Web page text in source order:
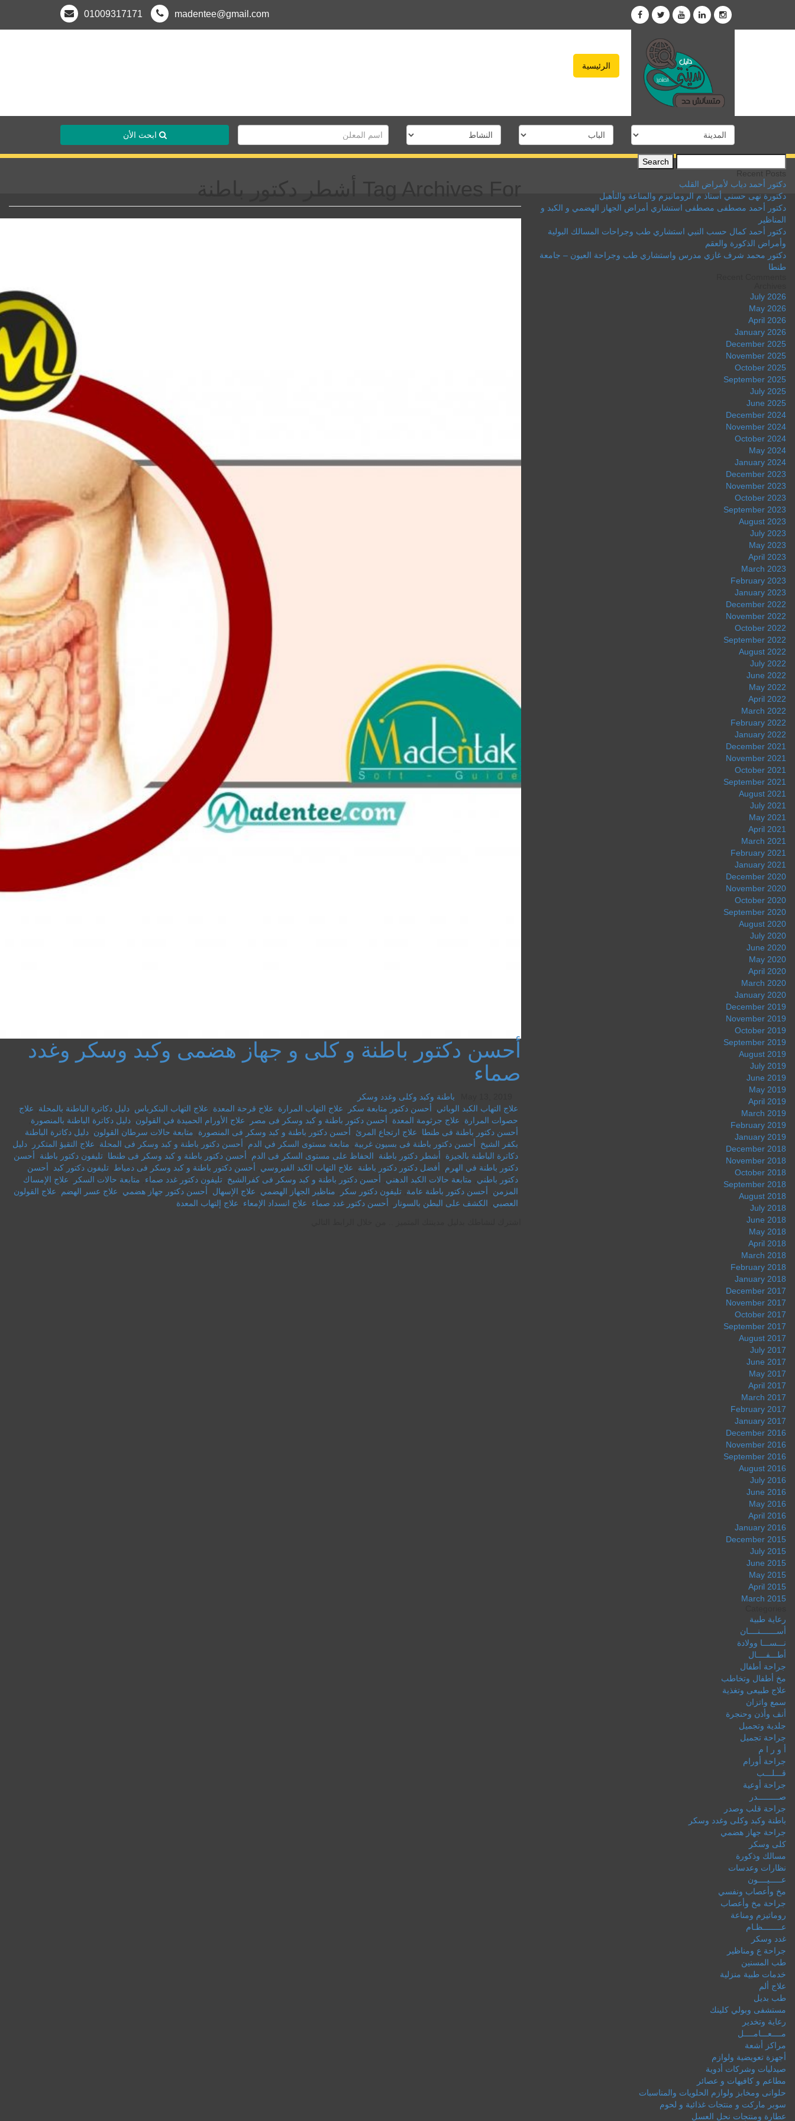
madentee@gmail.com
01009317171
الرئيسية
ابحث الأن
Tag Archives For أشطر دكتور باطنة
أحسن دكتور باطنة و كلى و جهاز هضمى وكبد وسكر وغدد
صماء
باطنة وكبد وكلى وغدد وسكر
علاج التهاب الكبد الوبائي
أحسن دكتور متابعة سكر علاج التهاب المرارة علاج قرحة المعدة علاج التهاب البنكرياس دليل دكاترة الباطنة بالمحلة
علاج
حصوات المرارة
علاج جرثومة المعدة أحسن دكتور باطنة و كبد وسكر فى مصر علاج الأورام الحميدة في القولون دليل دكاترة الباطنة بالمنصورة
أحسن دكتور باطنة فى طنطا
علاج ارتجاع المرئ أحسن دكتور باطنة و كبد وسكر فى المنصورة متابعة حالات سرطان القولون دليل دكاترة الباطنة
بكفر الشيخ
أحسن دكتور باطنة فى بسيون غربية متابعة مستوى السكر في الدم أحسن دكتور باطنة و كبد وسكر فى المحلة علاج التقيؤ المتكرر
دليل
دكاترة الباطنة بالجيزة
أشطر دكتور باطنة الحفاظ على مستوى السكر فى الدم أحسن دكتور باطنة و كبد وسكر فى طنطا تليفون دكتور باطنة
أحسن
دكتور باطنة في الهرم
أفضل دكتور دكتور باطنة علاج التهاب الكبد الفيروسي أحسن دكتور باطنة و كبد وسكر فى دمياط تليفون دكتور كبد
أحسن
دكتور باطني
متابعة حالات الكبد الدهني أحسن دكتور باطنة و كبد وسكر فى كفرالشيخ تليفون دكتور غدد صماء متابعة حالات السكر
علاج الإمساك
المزمن
أحسن دكتور باطنة عامة تليفون دكتور سكر مناظير الجهاز الهضمي علاج الإسهال أحسن دكتور جهاز هضمي علاج عسر الهضم
علاج القولون
العصبي
الكشف على البطن بالسونار أحسن دكتور غدد صماء علاج انسداد الإمعاء
علاج إلتهاب المعدة
Search
for:
Recent Posts
دكتور أحمد دياب لأمراض القلب
دكتورة نهى حسني أستاذ م الروماتيزم والمناعة والتأهيل
دكتور أحمد مصطفى مصطفى استشاري أمراض الجهاز الهضمي و الكبد و
المناظير
دكتور أحمد كمال حسب النبي استشاري طب وجراحات المسالك البولية
وأمراض الذكورة والعقم
دكتور محمد شرف غازي مدرس واستشاري طب وجراحة العيون – جامعة
طنطا
July 2026
May 2026
April 2026
January 2026
December 2025
November 2025
October 2025
September 2025
July 2025
June 2025
December 2024
November 2024
October 2024
May 2024
January 2024
December 2023
November 2023
October 2023
September 2023
August 2023
July 2023
May 2023
April 2023
March 2023
February 2023
January 2023
December 2022
November 2022
October 2022
September 2022
August 2022
July 2022
June 2022
May 2022
April 2022
March 2022
February 2022
January 2022
December 2021
November 2021
October 2021
September 2021
August 2021
July 2021
May 2021
April 2021
March 2021
February 2021
January 2021
December 2020
November 2020
October 2020
September 2020
August 2020
July 2020
June 2020
May 2020
April 2020
March 2020
January 2020
December 2019
November 2019
October 2019
September 2019
August 2019
July 2019
June 2019
May 2019
April 2019
March 2019
February 2019
January 2019
December 2018
November 2018
October 2018
September 2018
August 2018
July 2018
June 2018
May 2018
April 2018
March 2018
February 2018
January 2018
December 2017
November 2017
October 2017
September 2017
August 2017
July 2017
June 2017
May 2017
April 2017
March 2017
February 2017
January 2017
December 2016
November 2016
September 2016
August 2016
July 2016
June 2016
May 2016
April 2016
January 2016
December 2015
July 2015
June 2015
May 2015
April 2015
March 2015
رعاية طبية
أســـــــنــــان
نـــســـا وولادة
أطـــفــــال
جراحة أطفال
مخ أطفال وتخاطب
علاج طبيعى وتغذية
سمع واتزان
أنف وأذن وحنجرة
جلدية وتجميل
جراحة تجميل
أ و ر ا م
جراحة أورام
قـــلـــب
جراحة أوعية
صـــــــــدر
جراحة قلب وصدر
باطنة وكبد وكلى وغدد وسكر
جراحة جهاز هضمي
كلى وسكر
مسالك وذكورة
نظارات وعدسات
عـــــيــــون
مخ وأعصاب ونفسي
جراحة مخ وأعصاب
روماتيزم ومناعة
عــــــــظـام
غدد وسكر
جراحة ع ومناظير
طب المسنين
خدمات طبية منزلية
علاج ألم
طب بديل
مستشفى وبولي كلينك
رعاية وتخدير
مــــعـــامــــل
مراكز أشعة
أجهزة تعويضية ولوازم
صيدليات وشركات أدوية
مطاعم و كافيهات و عصائر
حلوانى ومخابز ولوازم الحلويات والمناسبات
سوبر ماركت و منتجات غذائية و لحوم
عطارة ومنتجات نحل العسل